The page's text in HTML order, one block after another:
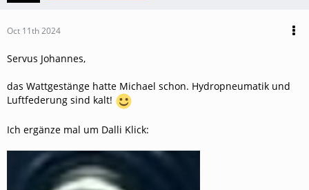
Oct 11th 2024
Servus Johannes,
das Wattgestänge hatte Michael schon. Hydropneumatik und
Luftfederung sind kalt!
Ich ergänze mal um Dalli Klick: